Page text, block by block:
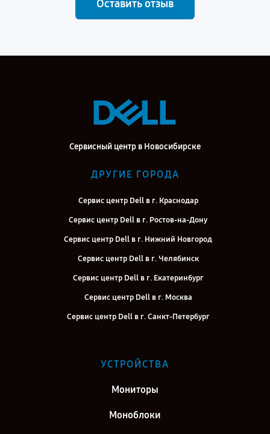
Оставить отзыв
Сервисный центр в Новосибирске
ДРУГИЕ ГОРОДА
Сервис центр Dell в г. Краснодар
Сервис центр Dell в г. Ростов-на-Дону
Сервис центр Dell в г. Нижний Новгород
Сервис центр Dell в г. Челябинск
Сервис центр Dell в г. Екатеринбург
Сервис центр Dell в г. Москва
Сервис центр Dell в г. Санкт-Петербург
УСТРОЙСТВА
Мониторы
Моноблоки